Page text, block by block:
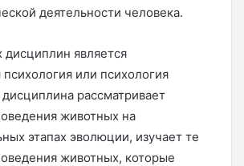
деятельности человека.
дисциплин является
психология или психология
рассматривает
животных на
этапах эволюции, изучает те
животных, которые